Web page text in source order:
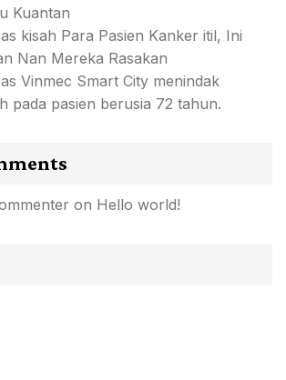
Kuantan
kisah Para Pasien Kanker itil, Ini
Nan Mereka Rasakan
Vinmec Smart City menindak
pada pasien berusia 72 tahun.
on Hello world!